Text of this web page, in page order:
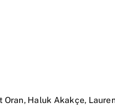
Oran, Haluk Akakçe,